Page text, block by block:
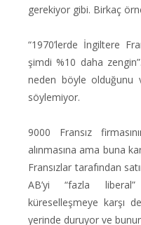
gerekiyor gibi. Birkaç
“1970’lerde İngiltere
şimdi %10 daha
neden böyle olduğunu
söylemiyor.
9000 Fransız
alınmasına ama buna
Fransızlar tarafından
AB’yi “fazla
küreselleşmeye karşı
yerinde duruyor ve